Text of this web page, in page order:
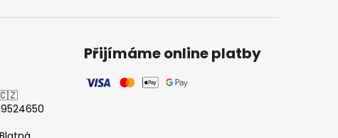
🇨🇿
Přijímáme online platby